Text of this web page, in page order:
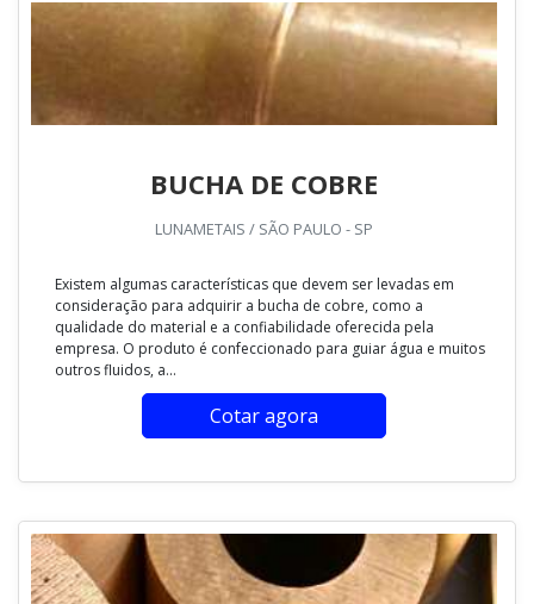
BUCHA DE COBRE
LUNAMETAIS / SÃO PAULO - SP
Existem algumas características que devem ser levadas em
consideração para adquirir a bucha de cobre, como a
qualidade do material e a confiabilidade oferecida pela
empresa. O produto é confeccionado para guiar água e muitos
outros fluidos, a...
Cotar agora